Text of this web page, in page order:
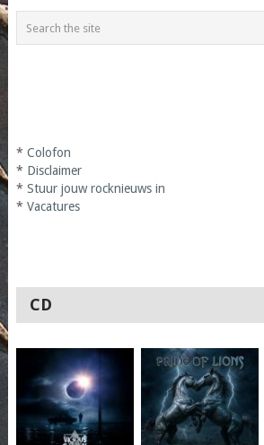
* Colofon
* Disclaimer
* Stuur jouw rocknieuws in
* Vacatures
CD